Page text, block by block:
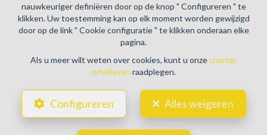
nauwkeuriger definiëren door op de knop " Configureren " te
klikken. Uw toestemming kan op elk moment worden gewijzigd
door op de link " Cookie configuratie " te klikken onderaan elke
pagina.
Als u meer wilt weten over cookies, kunt u onzecharter
privéleven raadplegen.
Configureren Alles weigeren
Charter privéleven
Cookie configuratie
DESIGNED AND DEVELOPED BY
WEBULOUS.IMMO